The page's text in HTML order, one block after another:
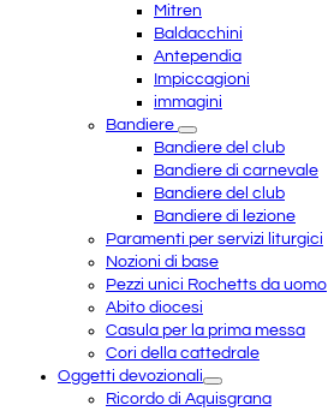
Mitren
Baldacchini
Antependia
Impiccagioni
immagini
Bandiere
Bandiere del club
Bandiere di carnevale
Bandiere del club
Bandiere di lezione
Paramenti per servizi liturgici
Nozioni di base
Pezzi unici Rochetts da uomo
Abito diocesi
Casula per la prima messa
Cori della cattedrale
Oggetti devozionali
Ricordo di Aquisgrana